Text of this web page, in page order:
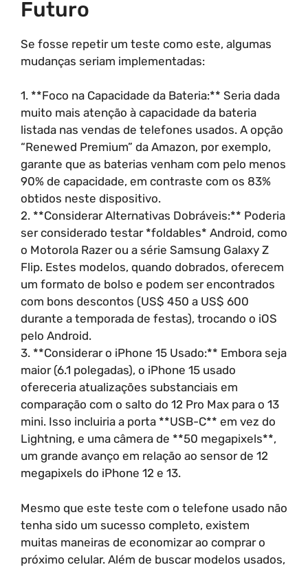
Futuro
Se fosse repetir um teste como este, algumas
mudanças seriam implementadas:
1. **Foco na Capacidade da Bateria:** Seria dada
muito mais atenção à capacidade da bateria
listada nas vendas de telefones usados. A opção
“Renewed Premium” da Amazon, por exemplo,
garante que as baterias venham com pelo menos
90% de capacidade, em contraste com os 83%
obtidos neste dispositivo.
2. **Considerar Alternativas Dobráveis:** Poderia
ser considerado testar *foldables* Android, como
o Motorola Razer ou a série Samsung Galaxy Z
Flip. Estes modelos, quando dobrados, oferecem
um formato de bolso e podem ser encontrados
com bons descontos (US$ 450 a US$ 600
durante a temporada de festas), trocando o iOS
pelo Android.
3. **Considerar o iPhone 15 Usado:** Embora seja
maior (6.1 polegadas), o iPhone 15 usado
ofereceria atualizações substanciais em
comparação com o salto do 12 Pro Max para o 13
mini. Isso incluiria a porta **USB-C** em vez do
Lightning, e uma câmera de **50 megapixels**,
um grande avanço em relação ao sensor de 12
megapixels do iPhone 12 e 13.
Mesmo que este teste com o telefone usado não
tenha sido um sucesso completo, existem
muitas maneiras de economizar ao comprar o
próximo celular. Além de buscar modelos usados,